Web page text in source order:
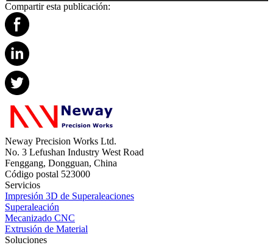
Compartir esta publicación:
Neway Precision Works Ltd.
No. 3 Lefushan Industry West Road
Fenggang, Dongguan, China
Código postal 523000
Servicios
Impresión 3D de Superaleaciones
Superaleación
Mecanizado CNC
Extrusión de Material
Soluciones